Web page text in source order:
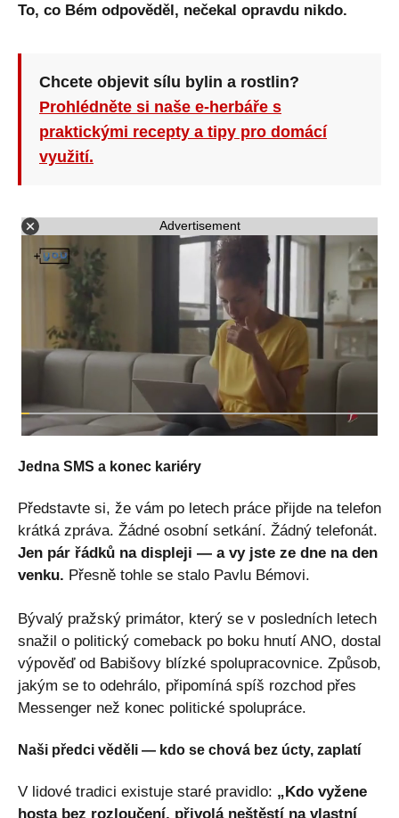
To, co Bém odpověděl, nečekal opravdu nikdo.
Chcete objevit sílu bylin a rostlin?
Prohlédněte si naše e-herbáře s
praktickými recepty a tipy pro domácí
využití.
Advertisement
Jedna SMS a konec kariéry
Představte si, že vám po letech práce přijde na telefon
krátká zpráva. Žádné osobní setkání. Žádný telefonát.
Jen pár řádků na displeji — a vy jste ze dne na den
venku. Přesně tohle se stalo Pavlu Bémovi.
Bývalý pražský primátor, který se v posledních letech
snažil o politický comeback po boku hnutí ANO, dostal
výpověď od Babišovy blízké spolupracovnice. Způsob,
jakým se to odehrálo, připomíná spíš rozchod přes
Messenger než konec politické spolupráce.
Naši předci věděli — kdo se chová bez úcty, zaplatí
V lidové tradici existuje staré pravidlo: „Kdo vyžene
hosta bez rozloučení, přivolá neštěstí na vlastní